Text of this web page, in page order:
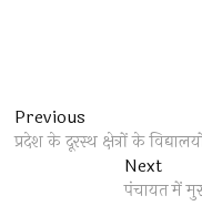
Post
navigation
Previous
post:
प्रदेश के दूरस्थ क्षेत्रों के
NextNext
post:
पंचायत में